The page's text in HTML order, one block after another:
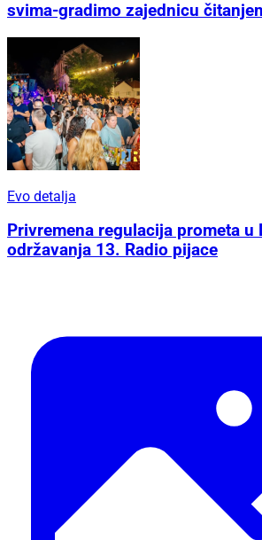
Dobit će bespovratna sredstva
Narodnoj knjižnici Drniš odobren
Privremena regulacija prometa u
održavanja 13. Radio pijace